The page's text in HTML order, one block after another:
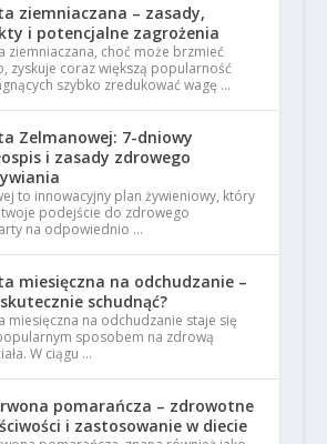
ziemniaczana – zasady,
i potencjalne zagrożenia
ziemniaczana, choć może brzmieć
zyskuje coraz większą popularność
szybko zredukować wagę …
Zelmanowej: 7-dniowy
i zasady zdrowego
to innowacyjny plan żywieniowy, który
podejście do zdrowego
na odpowiednio …
miesięczna na odchudzanie –
schudnąć?
miesięczna na odchudzanie staje się
sposobem na zdrową
W ciągu …
pomarańcza – zdrowotne
i zastosowanie w diecie